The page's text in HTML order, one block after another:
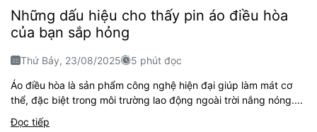
Những dấu hiệu cho thấy pin áo điều hòa
của bạn sắp hỏng
Thứ Bảy, 23/08/2025 5 phút đọc
Áo điều hòa là sản phẩm công nghệ hiện đại giúp làm mát cơ
thể, đặc biệt trong môi trường lao động ngoài trời nắng nóng....
Đọc tiếp